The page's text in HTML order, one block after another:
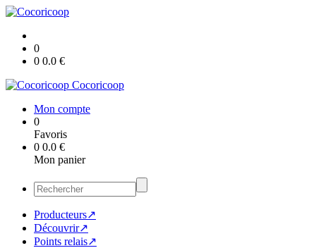
0
0 0.0 €
Cocoricoop
Mon compte
0
Favoris
0 0.0 €
Mon panier
Producteurs↗
Découvrir↗
Points relais↗